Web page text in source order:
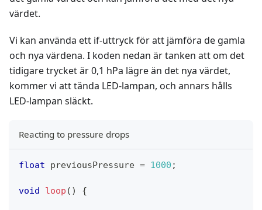
värdet.
Vi kan använda ett if-uttryck för att jämföra de gamla
och nya värdena. I koden nedan är tanken att om det
tidigare trycket är 0,1 hPa lägre än det nya värdet,
kommer vi att tända LED-lampan, och annars hålls
LED-lampan släckt.
Reacting to pressure drops
float previousPressure = 1000 ;
void loop ( ) {